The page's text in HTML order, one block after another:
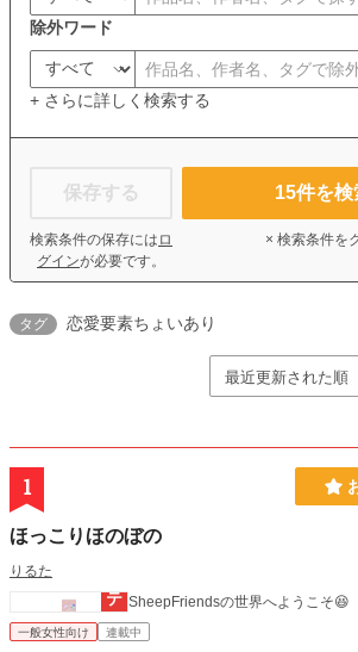
除外ワード
+ さらに詳しく検索する
保存する
検索条件の保存には ロ
グインが必要です。
15件を検
× 検索条件を
タグ 恋愛要素ちょいあり
1
ほっこりほのぼの
りるた
SheepFriendsの世界へようこそ😆
一般女性向け 連載中